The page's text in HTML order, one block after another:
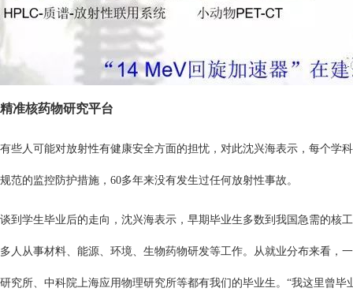
精准核药物研究平台
有些人可能对放射性有健康安全方面的担忧，对此沈兴海表示，每个学
规范的监控防护措施，60多年来没有发生过任何放射性事故。
谈到学生毕业后的走向，沈兴海表示，早期毕业生多数到我国急需的核
多人从事材料、能源、环境、生物药物研发等工作。从就业分布来看，
研究所、中科院上海应用物理研究所等都有我们的毕业生。“我这里曾